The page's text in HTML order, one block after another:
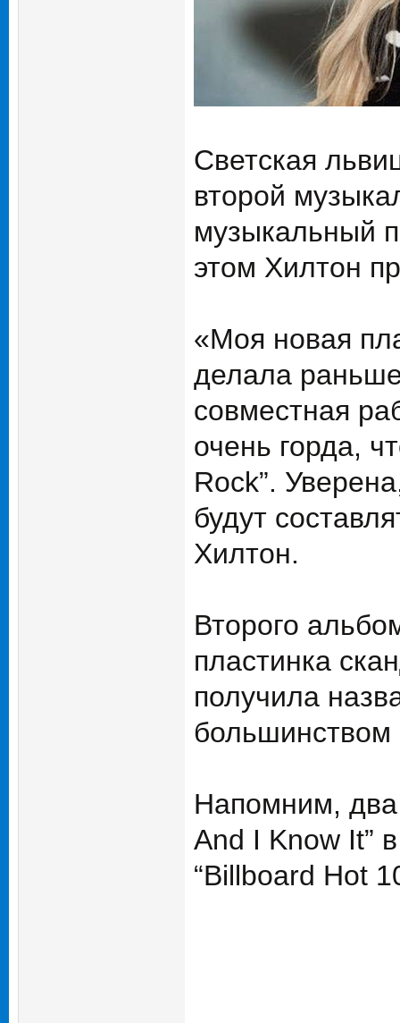
Светская
второй
музыкальный
этом Хилтон
«Моя новая
делала
совместная
очень горда,
Rock”.
будут
Хилтон.
Второго
пластинка
получила
большинством
Напомним, два
And I Know It”
“Billboard Hot